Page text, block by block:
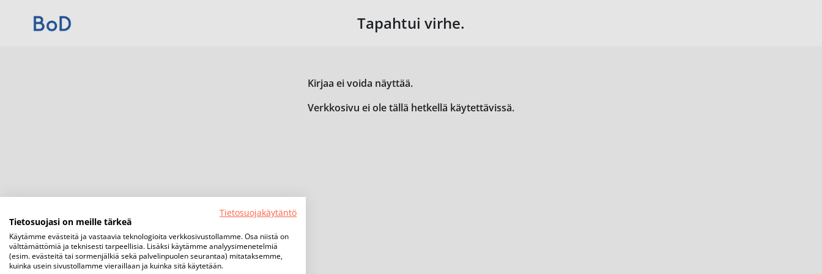
Tapahtui virhe.
Kirjaa ei voida näyttää.
Verkkosivu ei ole tällä hetkellä käytettävissä.
Tietosuojakäytäntö
Tietosuojasi on meille tärkeä
Käytämme evästeitä ja vastaavia teknologioita verkkosivustollamme. Osa niistä on
välttämättömiä ja teknisesti tarpeellisia. Lisäksi käytämme analyysimenetelmiä
(esim. evästeitä tai sormenjälkiä sekä palvelinpuolen seurantaa) mitataksemme,
kuinka usein sivustollamme vieraillaan ja kuinka sitä käytetään.